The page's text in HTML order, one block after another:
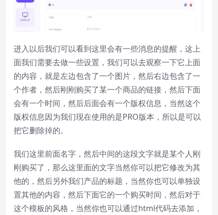
进入以后我们可以看到这里会有一些消息的提醒，这上
面我们需要去做一些设置，我们可以去观察一下它上面
的内容，就是左边包含了一个图片，然后右边包含了一
个作者，然后刚刚购买了某一个商品的链接，然后下面
会有一个时间，然后后面会有一个版权信息，当然这个
版权信息因为我们现在使用的是PRO版本，所以是可以
把它删除掉的。
我们这里前面名字，然后中间的这段文字就是某个人刚
刚购买了，那么这里面的文字当然你可以把它修改为其
他的，然后另外我们产品的标题，当然你也可以单独设
置其他的内容，然后下面它的一个购买时间，然后对于
这个模板的风格，当然你也可以通过html代码去添加，